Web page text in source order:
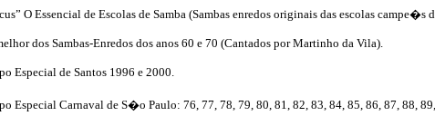
O Essencial de Escolas de Samba (Sambas enredos originais das escolas campe�s
dos Sambas-Enredos dos anos 60 e 70 (Cantados por Martinho da Vila).
Especial de Santos 1996 e 2000.
Especial Carnaval de S�o Paulo: 76, 77, 78, 79, 80, 81, 82, 83, 84, 85, 86, 87, 88,